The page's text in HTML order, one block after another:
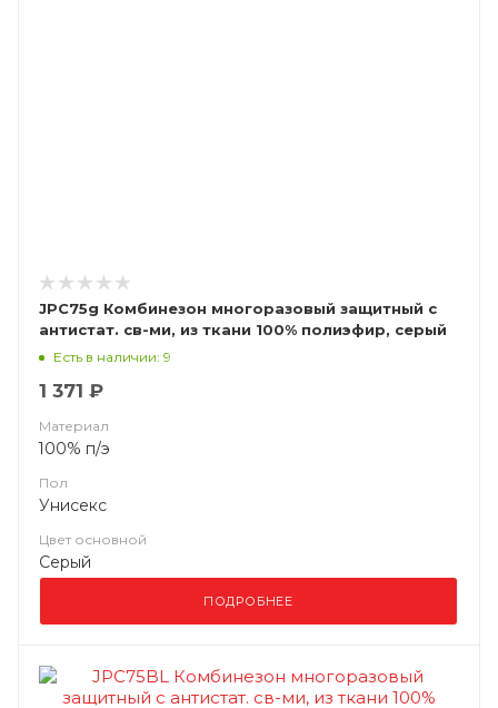
JPC75g Комбинезон многоразовый защитный с
антистат. св-ми, из ткани 100% полиэфир, серый
(ЧЗ)Есть в наличии: 9
1 371 ₽
Материал
100% п/э
Пол
Унисекс
Цвет основной
Серый
ПОДРОБНЕЕ